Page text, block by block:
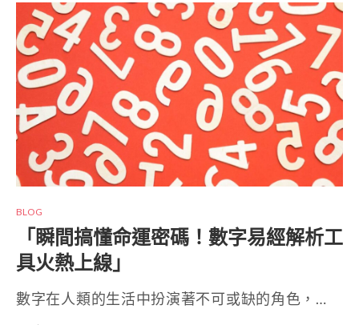
BLOG
「瞬間搞懂命運密碼！數字易經解析工
具火熱上線」
數字在人類的生活中扮演著不可或缺的角色，…